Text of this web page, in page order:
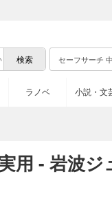
セーフサーチ 中
ラノベ 小説・文
用 - 岩波